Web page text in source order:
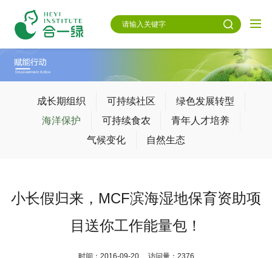
成长期组织 可持续社区
绿色发展转型
海洋保护
可持续食农
青年人才培养
气候变化
自然生态
小长假归来，MCF滨海湿地保育资助项
目送你工作能量包！
时间：2016-09-20 访问量：2376